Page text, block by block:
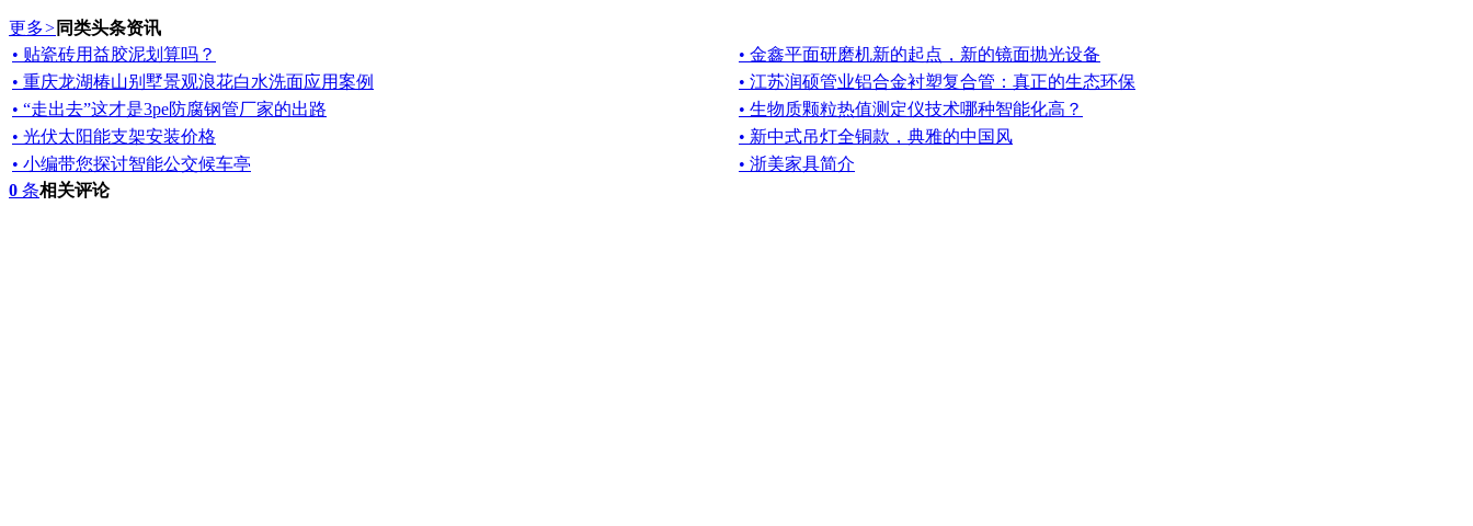
更多> 同类头条资讯
• 贴瓷砖用益胶泥划算吗？
• 金鑫平面研磨机新的起点，新的镜面抛光设备
• 重庆龙湖椿山别墅景观浪花白水洗面应用案例
• 江苏润硕管业铝合金衬塑复合管：真正的生态环保
• “走出去”这才是3pe防腐钢管厂家的出路
• 生物质颗粒热值测定仪技术哪种智能化高？
• 光伏太阳能支架安装价格
• 新中式吊灯全铜款，典雅的中国风
• 小编带您探讨智能公交候车亭
• 浙美家具简介
0 条相关评论